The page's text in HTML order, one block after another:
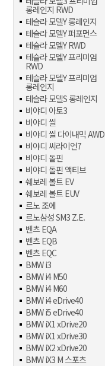
롱레인지 RWD
테슬라 모델Y 롱레인지
테슬라 모델Y 퍼포먼스
테슬라 모델Y RWD
테슬라 모델Y 프리미엄
RWD
테슬라 모델Y 프리미엄
롱레인지
테슬라 모델S 롱레인지
비야디 아토3
비야디 씰
비야디 씰 다이내믹 AWD
비야디 씨라이언7
비야디 돌핀
비야디 돌핀 액티브
쉐보레 볼트 EV
쉐보레 볼트 EUV
르노 조에
르노삼성 SM3 Z.E.
벤츠 EQA
벤츠 EQB
벤츠 EQC
BMW i3
BMW i4 M50
BMW i4 M60
BMW i4 eDrive40
BMW i5 eDrive40
BMW iX1 xDrive20
BMW iX1 xDrive30
BMW iX2 xDrive20
BMW iX3 M 스포츠